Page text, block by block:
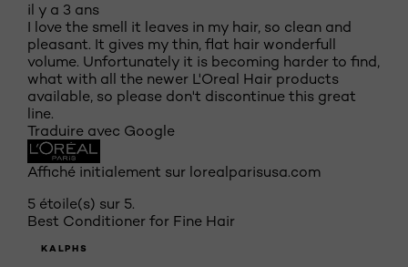
il y a 3 ans
I love the smell it leaves in my hair, so clean and
pleasant. It gives my thin, flat hair wonderfull
volume. Unfortunately it is becoming harder to find,
what with all the newer L'Oreal Hair products
available, so please don't discontinue this great
line.
Traduire avec Google
Affiché initialement sur lorealparisusa.com
5 étoile(s) sur 5.
Best Conditioner for Fine Hair
KALPHS